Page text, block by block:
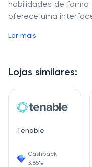
habilidades de
oferece uma
Ler mais
Lojas similares:
Tenable
Cashback
3.85%